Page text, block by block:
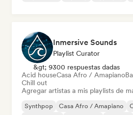
Inmersive Sounds
Playlist Curator
&gt; 9300 respuestas dadas
Acid houseCasa Afro / Amapiano
Chill out
Agregar artistas a mis playlists de
Synthpop Casa Afro / Amapiano